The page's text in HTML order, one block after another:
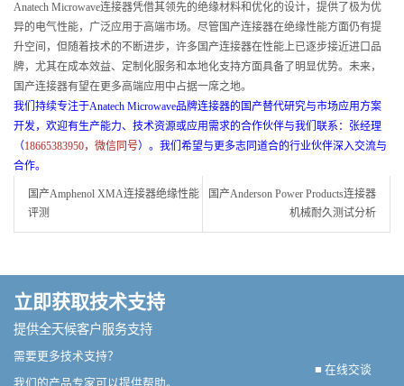
Anatech Microwave连接器凭借其领先的绝缘材料和优化的设计，提供了极为优
异的电气性能，广泛应用于高端市场。尽管国产连接器在绝缘性能方面仍有提
升空间，但随着技术的不断进步，许多国产连接器在性能上已逐步接近进口品
牌，尤其在成本效益、定制化服务和本地化支持方面具备了明显优势。未来，
国产连接器有望在更多高端应用中占据一席之地。
我们持续专注于Anatech Microwave品牌连接器的国产替代研究与市场应用方案
开发，欢迎有生产能力、技术资源或应用需求的合作伙伴与我们联系：张经理
（18665383950，微信同号）。我们希望与更多志同道合的行业伙伴深入交流与
合作。
国产Amphenol XMA连接器绝缘性能
评测
国产Anderson Power Products连接器
机械耐久测试分析
立即获取技术支持
提供全天候客户服务支持
需要更多技术支持？
我们的产品专家可以提供帮助。
■ 在线交谈